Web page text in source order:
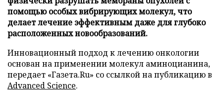
помощью особых вибрирующих молекул, что
делает лечение эффективным даже для глубоко
расположенных новообразований.
Инновационный подход к лечению онкологии
основан на применении молекул аминоцианина,
передает «Газета.Ru» со ссылкой на публикацию в
Advanced Science.